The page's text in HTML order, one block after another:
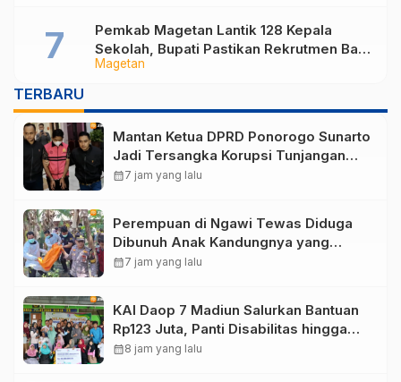
Magetan
Pemkab Magetan Lantik 128 Kepala
Sekolah, Bupati Pastikan Rekrutmen Baru
Segera Dibuka untuk Isi Jabatan yang
TERBARU
Mantan Ketua DPRD Ponorogo Sunarto
Jadi Tersangka Korupsi Tunjangan
Perumahan
calendar_month7 jam yang lalu
Perempuan di Ngawi Tewas Diduga
Dibunuh Anak Kandungnya yang
mengalami gangguan kejiwaan
calendar_month7 jam yang lalu
KAI Daop 7 Madiun Salurkan Bantuan
Rp123 Juta, Panti Disabilitas hingga
Reog Ponorogo Dapat Prioritas
calendar_month8 jam yang lalu